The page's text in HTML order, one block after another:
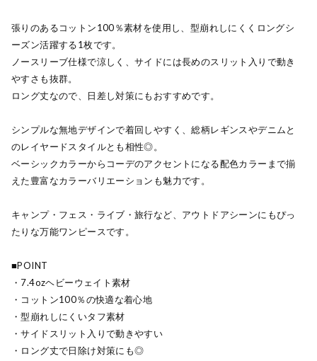
張りのあるコットン100％素材を使用し、型崩れしにくくロングシ
ーズン活躍する1枚です。
ノースリーブ仕様で涼しく、サイドには長めのスリット入りで動き
やすさも抜群。
ロング丈なので、日差し対策にもおすすめです。
シンプルな無地デザインで着回しやすく、総柄レギンスやデニムと
のレイヤードスタイルとも相性◎。
ベーシックカラーからコーデのアクセントになる配色カラーまで揃
えた豊富なカラーバリエーションも魅力です。
キャンプ・フェス・ライブ・旅行など、アウトドアシーンにもぴっ
たりな万能ワンピースです。
■POINT
・7.4ozヘビーウェイト素材
・コットン100％の快適な着心地
・型崩れしにくいタフ素材
・サイドスリット入りで動きやすい
・ロング丈で日除け対策にも◎